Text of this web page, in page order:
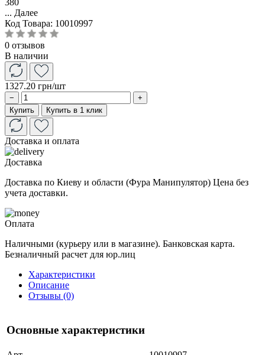
380
... Далее
Код Товара: 10010997
0 отзывов
В наличии
1327.20 грн/шт
−
+
Купить
Купить в 1 клик
Доставка и оплата
Доставка
Доставка по Киеву и области (Фура Манипулятор) Цена без
учета доставки.
Оплата
Наличными (курьеру или в магазине). Банковская карта.
Безналичный расчет для юр.лиц
Характеристики
Описание
Отзывы (0)
Основные характеристики